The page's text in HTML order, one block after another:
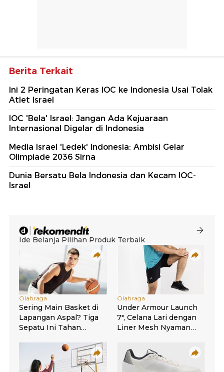
Berita Terkait
Ini 2 Peringatan Keras IOC ke Indonesia Usai Tolak
Atlet Israel
IOC 'Bela' Israel: Jangan Ada Kejuaraan
Internasional Digelar di Indonesia
Media Israel 'Ledek' Indonesia: Ambisi Gelar
Olimpiade 2036 Sirna
Dunia Bersatu Bela Indonesia dan Kecam IOC-
Israel